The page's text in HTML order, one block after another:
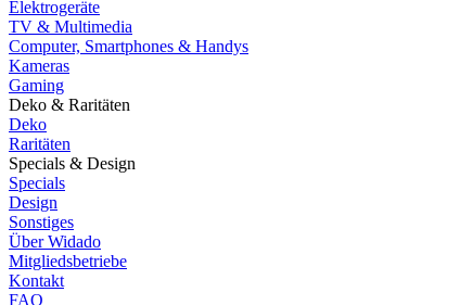
Elektrogeräte
TV & Multimedia
Computer, Smartphones & Handys
Kameras
Gaming
Deko & Raritäten
Deko
Raritäten
Specials & Design
Specials
Design
Sonstiges
Über Widado
Mitgliedsbetriebe
Kontakt
FAQ